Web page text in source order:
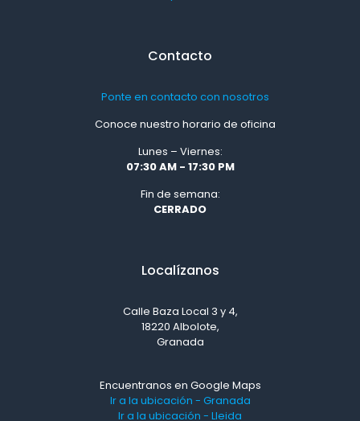
Contacto
Ponte en contacto con nosotros
Conoce nuestro horario de oficina
Lunes – Viernes:
07:30 AM - 17:30 PM
Fin de semana:
CERRADO
Localízanos
Calle Baza Local 3 y 4,
18220 Albolote,
Granada
Encuentranos en Google Maps
Ir a la ubicación - Granada
Ir a la ubicación - Lleida